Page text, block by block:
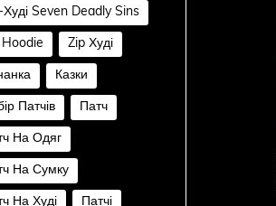
Худі Seven Deadly Sins
Zip Худі
Казки
Патчів Патч
На Одяг
На Сумку
На Худі Патчі